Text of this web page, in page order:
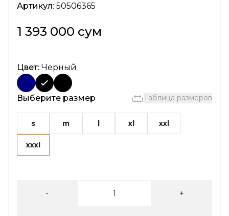
Артикул: 50506365
1 393 000 сум
Цвет: Черный
Выберите размер Таблица размеров
s m l xl xxl
xxxl
- +